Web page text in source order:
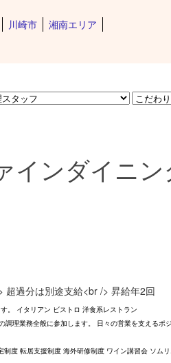
川崎市 湘南エリア
インダイニ
超過分は別途支給<br /> 昇給年2回
。 イタリアン ビストロ 洋食系レストラン
理業務全般に参加します。 日々の営業を支える
度 転居支援制度 海外研修制度 ワイン講習会 ソム